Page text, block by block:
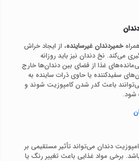
خمیردندان غیرساینده، از ایجاد خراش
می‌کند. نخ دندان نیز باید روزانه
غذا از فضای بین دندان‌ها خارج
سفیدکننده یا حاوی ذرات ساینده به
باعث کدر شدن کامپوزیت شوند و
شود.
دندان می‌تواند تأثیر مستقیمی بر
برخی مواد غذایی باعث تغییر رنگ یا